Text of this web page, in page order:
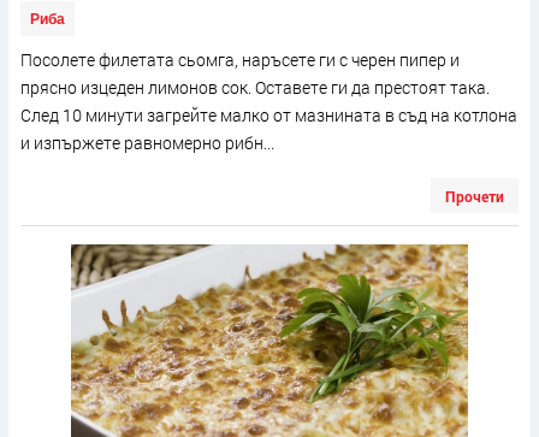
Риба
Посолете филетата сьомга, наръсете ги с черен пипер и
прясно изцеден лимонов сок. Оставете ги да престоят така.
След 10 минути загрейте малко от мазнината в съд на котлона
и изпържете равномерно рибн...
Прочети